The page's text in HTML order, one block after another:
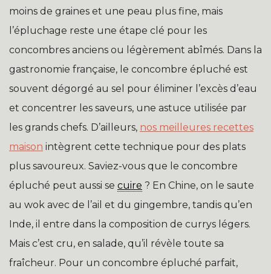
moins de graines et une peau plus fine, mais
l’épluchage reste une étape clé pour les
concombres anciens ou légèrement abîmés. Dans la
gastronomie française, le concombre épluché est
souvent dégorgé au sel pour éliminer l’excès d’eau
et concentrer les saveurs, une astuce utilisée par
les grands chefs. D’ailleurs, nos meilleures recettes
maison intègrent cette technique pour des plats
plus savoureux. Saviez-vous que le concombre
épluché peut aussi se cuire ? En Chine, on le saute
au wok avec de l’ail et du gingembre, tandis qu’en
Inde, il entre dans la composition de currys légers.
Mais c’est cru, en salade, qu’il révèle toute sa
fraîcheur. Pour un concombre épluché parfait,